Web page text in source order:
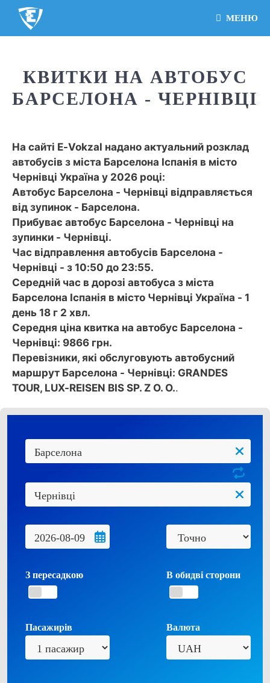
МЕНЮ
КВИТКИ НА АВТОБУС
БАРСЕЛОНА - ЧЕРНІВЦІ
На сайті E-Vokzal надано актуальний розклад
автобусів з міста Барселона Іспанія в місто
Чернівці Україна у 2026 році:
Автобус Барселона - Чернівці відправляється
від зупинок - Барселона.
Прибуває автобус Барселона - Чернівці на
зупинки - Чернівці.
Час відправлення автобусів Барселона -
Чернівці - з 10:50 до 23:55.
Середній час в дорозі автобуса з міста
Барселона Іспанія в місто Чернівці Україна - 1
день 18 г 2 хвл.
Середня ціна квитка на автобус Барселона -
Чернівці: 9866 грн.
Перевізники, які обслуговують автобусний
маршрут Барселона - Чернівці: GRANDES
TOUR, LUX-REISEN BIS SP. Z O. O..
З пересадкою В обидві сторони
Пасажирів Валюта